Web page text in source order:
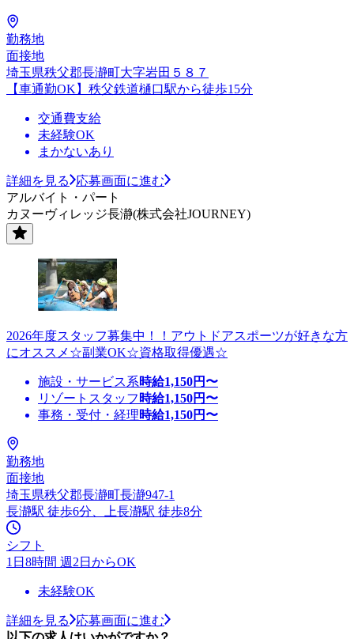
勤務地
面接地
埼玉県秩父郡長瀞町大字岩田５８７
【車通勤OK】秩父鉄道樋口駅から徒歩15分
交通費支給
未経験OK
まかないあり
詳細を見る
応募画面に進む
アルバイト・パート
カヌーヴィレッジ長瀞(株式会社JOURNEY)
2026年度スタッフ募集中！！アウトドアスポーツが好きな方
にオススメ☆副業OK☆資格取得優遇☆
施設・サービス系時給1,150円〜
リゾートスタッフ 時給1,150円〜
事務・受付・経理時給1,150円〜
勤務地
面接地
埼玉県秩父郡長瀞町長瀞947-1
長瀞駅 徒歩6分、上長瀞駅 徒歩8分
シフト
1日8時間 週2日からOK
未経験OK
詳細を見る
応募画面に進む